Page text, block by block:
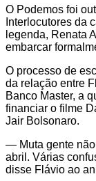
O Podemos foi
Interlocutores da
legenda, Renata
embarcar
O processo de
da relação entre
Banco Master, a
financiar o filme
Jair Bolsonaro.
— Muta gente
abril. Várias
disse Flávio ao